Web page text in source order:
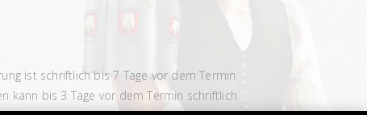
ist schriftlich bis 7 Tage vor dem Termin
kann bis 3 Tage vor dem Termin schriftlich